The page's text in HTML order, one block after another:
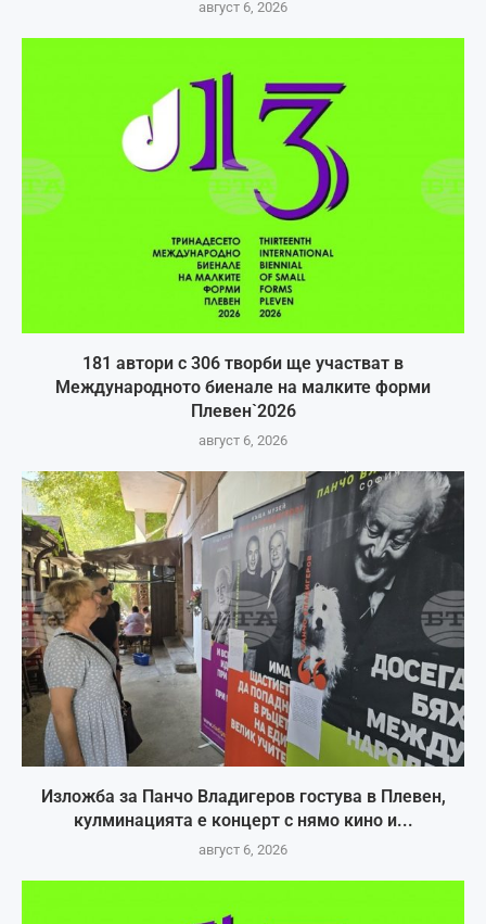
август 6, 2026
181 автори с 306 творби ще участват в
Международното биенале на малките форми
Плевен`2026
август 6, 2026
Изложба за Панчо Владигеров гостува в Плевен,
кулминацията е концерт с нямо кино и...
август 6, 2026